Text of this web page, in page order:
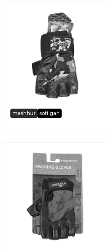
mashhur sotilgan